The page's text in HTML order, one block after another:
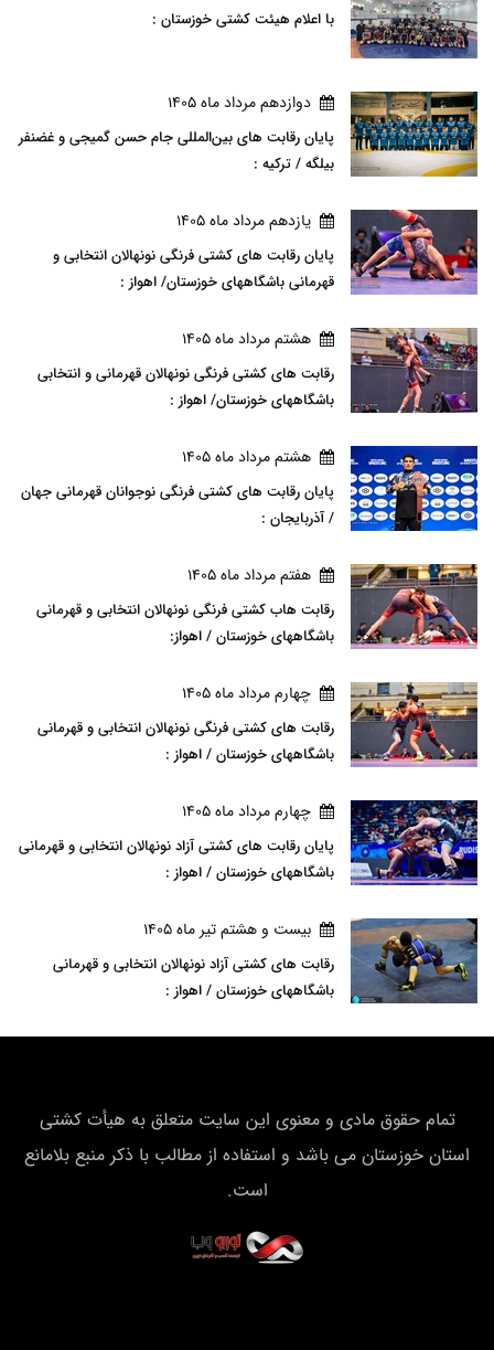
با اعلام هیئت کشتی خوزستان :
دوازدهم مرداد ماه 1405
پایان رقابت های بین‌المللی جام حسن گمیجی و غضنفر
بیلگه / ترکیه :
يازدهم مرداد ماه 1405
پایان رقابت های کشتی فرنگی نونهالان انتخابی و
قهرمانی باشگاههای خوزستان/ اهواز :
هشتم مرداد ماه 1405
رقابت های کشتی فرنگی نونهالان قهرمانی و انتخابی
باشگاههای خوزستان/ اهواز :
هشتم مرداد ماه 1405
پایان رقابت های کشتی فرنگی نوجوانان قهرمانی جهان
/ آذربایجان :
هفتم مرداد ماه 1405
رقابت هاب کشتی فرنگی نونهالان انتخابی و قهرمانی
باشگاههای خوزستان / اهواز:
چهارم مرداد ماه 1405
رقابت های کشتی فرنگی نونهالان انتخابی و قهرمانی
باشگاههای خوزستان / اهواز :
چهارم مرداد ماه 1405
پایان رقابت های کشتی آزاد نونهالان انتخابی و قهرمانی
باشگاههای خوزستان / اهواز :
بيست و هشتم تير ماه 1405
رقابت های کشتی آزاد نونهالان انتخابی و قهرمانی
باشگاههای خوزستان / اهواز :
تمام حقوق مادی و معنوی این سایت متعلق به هیأت كشتی
استان خوزستان می باشد و استفاده از مطالب با ذکر منبع بلامانع
است.